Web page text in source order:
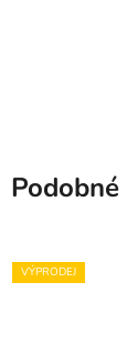
VÝPRODEJ